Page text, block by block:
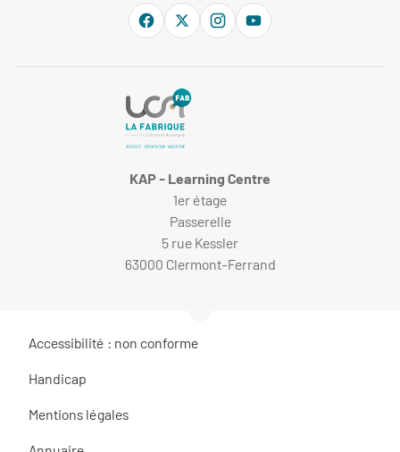
KAP - Learning Centre
1er étage
Passerelle
5 rue Kessler
63000 Clermont-Ferrand
Accessibilité : non conforme
Handicap
Mentions légales